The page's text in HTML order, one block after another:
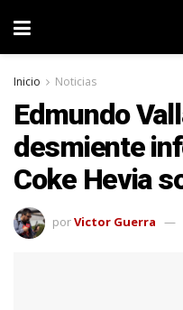
Inicio Noticias
Edmundo
desmiente
Coke Hevia
porVictor Guerra